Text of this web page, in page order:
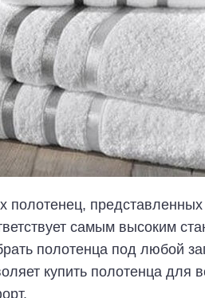
полотенец,
самым высоким
полотенца под любой
купить полотенца для